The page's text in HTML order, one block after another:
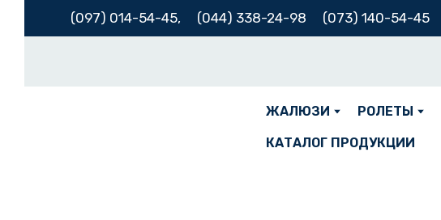
(097) 014-54-45, (044) 338-24-98 (073) 140-54-45
ЖАЛЮЗИ РОЛЕТЫ
КАТАЛОГ ПРОДУКЦИИ